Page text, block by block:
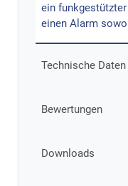
ein
einen Alarm
Technische Daten
Bewertungen
Downloads